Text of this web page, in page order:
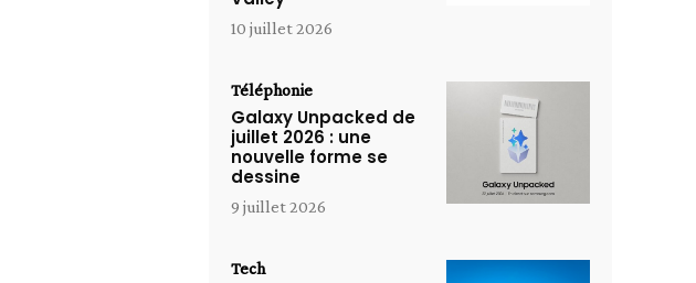
10 juillet 2026
Téléphonie
Galaxy Unpacked de
juillet 2026 : une
nouvelle forme se
dessine
9 juillet 2026
Tech